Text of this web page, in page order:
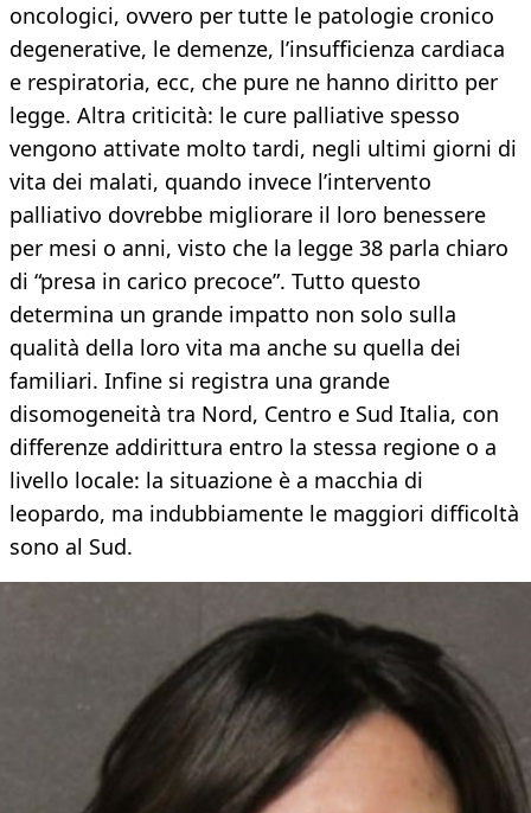
oncologici, ovvero per tutte le patologie cronico
degenerative, le demenze, l’insufficienza cardiaca
e respiratoria, ecc, che pure ne hanno diritto per
legge. Altra criticità: le cure palliative spesso
vengono attivate molto tardi, negli ultimi giorni di
vita dei malati, quando invece l’intervento
palliativo dovrebbe migliorare il loro benessere
per mesi o anni, visto che la legge 38 parla chiaro
di “presa in carico precoce”. Tutto questo
determina un grande impatto non solo sulla
qualità della loro vita ma anche su quella dei
familiari. Infine si registra una grande
disomogeneità tra Nord, Centro e Sud Italia, con
differenze addirittura entro la stessa regione o a
livello locale: la situazione è a macchia di
leopardo, ma indubbiamente le maggiori difficoltà
sono al Sud.